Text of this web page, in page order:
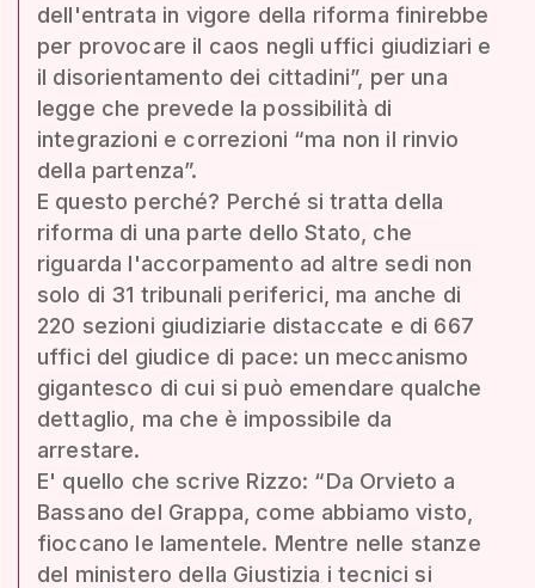
dell'entrata in vigore della riforma finirebbe
per provocare il caos negli uffici giudiziari e
il disorientamento dei cittadini”, per una
legge che prevede la possibilità di
integrazioni e correzioni “ma non il rinvio
della partenza”.
E questo perché? Perché si tratta della
riforma di una parte dello Stato, che
riguarda l'accorpamento ad altre sedi non
solo di 31 tribunali periferici, ma anche di
220 sezioni giudiziarie distaccate e di 667
uffici del giudice di pace: un meccanismo
gigantesco di cui si può emendare qualche
dettaglio, ma che è impossibile da
arrestare.
E' quello che scrive Rizzo: “Da Orvieto a
Bassano del Grappa, come abbiamo visto,
fioccano le lamentele. Mentre nelle stanze
del ministero della Giustizia i tecnici si